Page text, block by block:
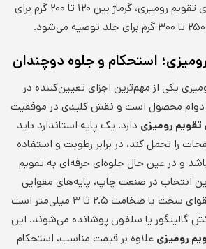
دارد. معمولاً برای تقویم رومیزی، گرماژ بین ۱۲۰ تا ۲۰۰ گرم برای
استحکام و جلوه دوچندان
یکی از مهم‌ترین اجزای تعیین‌کننده در
دوام محصول است و نقش کلیدی در موفقیت
رومیزی دارد. یک پایه استاندارد باید
را تحمل کند، در برابر رطوبت و استفاده
و در عین حال جلوه‌ای حرفه‌ای به تقویم
انتخاب در صنعت چاپ، پایه‌های مقوایی
ساخته‌شده از مقوای سخت با ضخامت ۲.۵ تا ۳ میلی‌متر است
گالینگور یا سلفون پوشانده می‌شوند. این
رومیزی علاوه بر قیمت مناسب، استحکام